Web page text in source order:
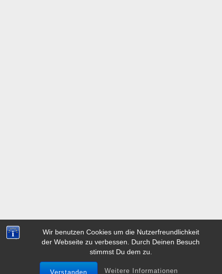
Wir benutzen Cookies um die Nutzerfreundlichkeit
der Webseite zu verbessen. Durch Deinen Besuch
stimmst Du dem zu.
Verstanden Weitere Informationen